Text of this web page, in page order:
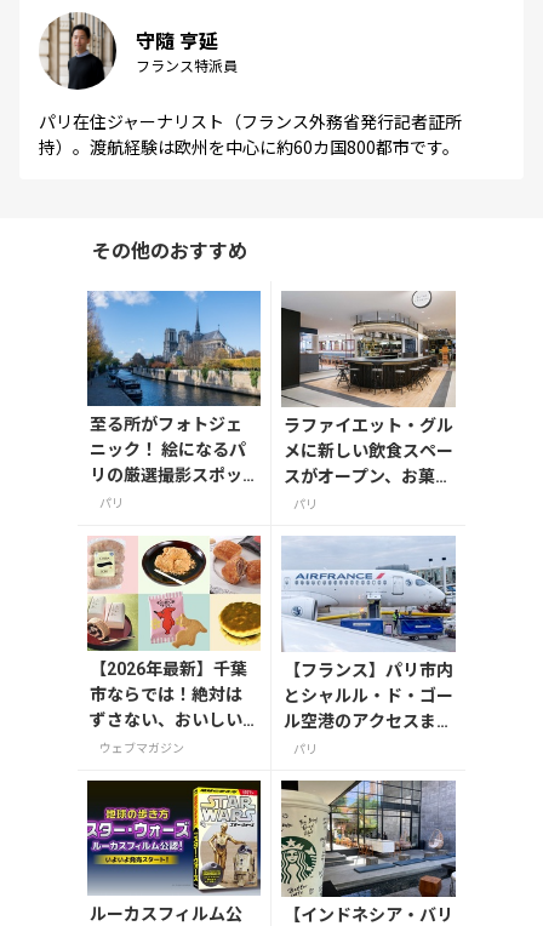
守隨 亨延
フランス特派員
パリ在住ジャーナリスト（フランス外務省発行記者証所
持）。渡航経験は欧州を中心に約60カ国800都市です。
その他のおすすめ
至る所がフォトジェ
ニック！ 絵になるパ
リの厳選撮影スポッ
ト5選
パリ
ラファイエット・グル
メに新しい飲食スペー
スがオープン、お菓子
の土産物選びと食事が
パリ
【2026年最新】千葉
市ならでは！絶対は
ずさない、おいしい
お土産10選
ウェブマガジン
【フランス】パリ市内
とシャルル・ド・ゴー
ル空港のアクセスまと
め、2026年版
パリ
ルーカスフィルム公
【インドネシア・バリ